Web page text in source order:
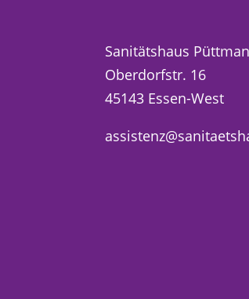
Sanitätshaus
Oberdorfstr. 16
45143 Essen-West